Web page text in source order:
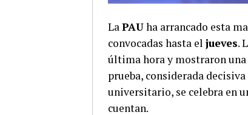
LaPAUha arrancado esta
convocadas hasta el jueves.
última hora y mostraron
prueba, considerada
universitario, se celebra en
cuentan.